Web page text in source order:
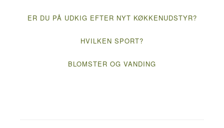
ER DU PÅ UDKIG EFTER NYT KØKKENUDSTYR?
HVILKEN SPORT?
BLOMSTER OG VANDING